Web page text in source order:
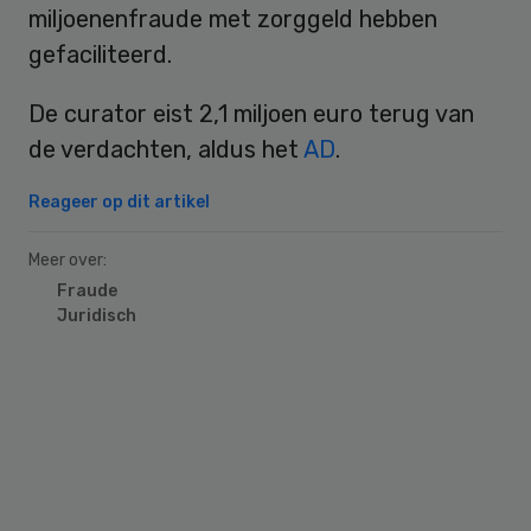
miljoenenfraude met zorggeld hebben
gefaciliteerd.
De curator eist 2,1 miljoen euro terug van
de verdachten, aldus het AD.
Reageer op dit artikel
Meer over:
Fraude
Juridisch